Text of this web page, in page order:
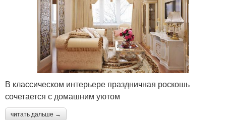
В классическом интерьере праздничная роскошь
сочетается с домашним уютом
читать дальше →